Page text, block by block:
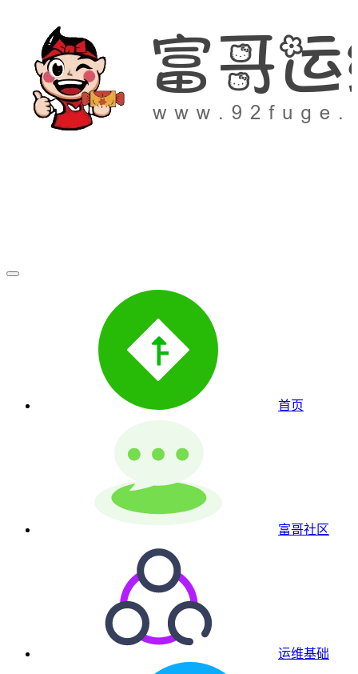
首页
富哥社区
运维基础